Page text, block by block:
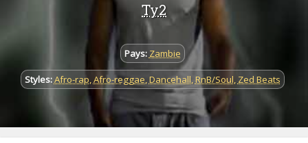
Ty2
Pays: Zambie
Styles:Afro-rap,Afro-reggae,Dancehall,RnB/Soul, Zed Beats